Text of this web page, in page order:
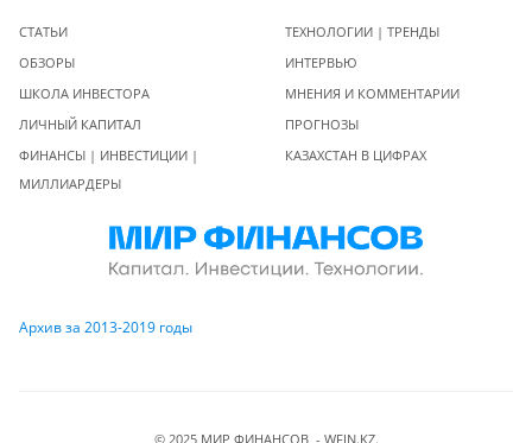
СТАТЬИ
ОБЗОРЫ
ШКОЛА ИНВЕСТОРА
ЛИЧНЫЙ КАПИТАЛ
ФИНАНСЫ | ИНВЕСТИЦИИ |
МИЛЛИАРДЕРЫ
ТЕХНОЛОГИИ | ТРЕНДЫ
ИНТЕРВЬЮ
МНЕНИЯ И КОММЕНТАРИИ
ПРОГНОЗЫ
КАЗАХСТАН В ЦИФРАХ
Архив за 2013-2019 годы
© 2025 МИР ФИНАНСОВ - WFIN.KZ.